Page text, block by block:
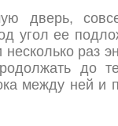
дверь,
угол ее
раз
до
между ней и